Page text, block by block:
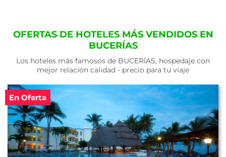
OFERTAS DE HOTELES MÁS VENDIDOS EN
BUCERÍAS
Los hoteles más famosos de BUCERÍAS, hospedaje con
mejor relación calidad - precio para tu viaje
En Oferta